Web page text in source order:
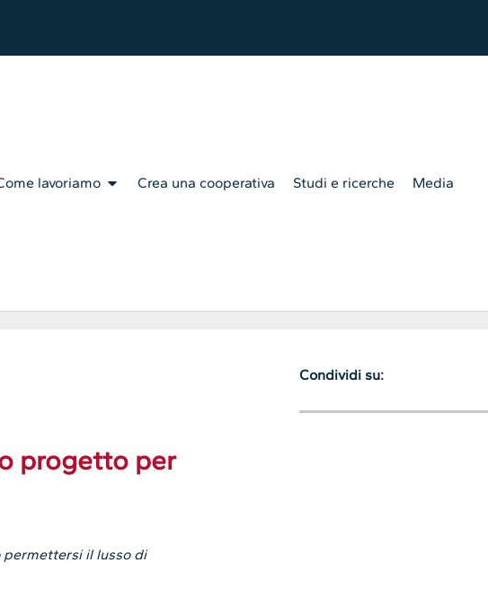
lavoriamo Crea una cooperativa Studi e ricerche Media
progetto per
permettersi il lusso di
Condividi su: